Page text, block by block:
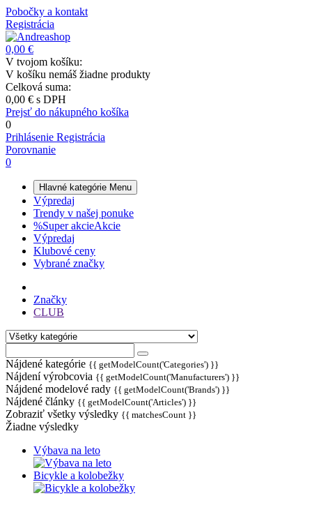
Pobočky a kontakt
Registrácia
0,00 €
V tvojom košíku:
V košíku nemáš žiadne produkty
Celková suma:
0,00 € s DPH
Prejsť do nákupného košíka
0
Prihlásenie Registrácia
Porovnanie
0
Hlavné kategórie Menu
Výpredaj
Trendy v našej ponuke
%Super akcieAkcie
Výpredaj
Klubové ceny
Vybrané značky
Značky
CLUB
Nájdené kategórie {{ getModelCount('Categories') }}
Nájdení výrobcovia {{ getModelCount('Manufacturers') }}
Nájdené modelové rady {{ getModelCount('Brands') }}
Nájdené články {{ getModelCount('Articles') }}
Zobraziť všetky výsledky {{ matchesCount }}
Žiadne výsledky
Výbava na leto
Bicykle a kolobežky